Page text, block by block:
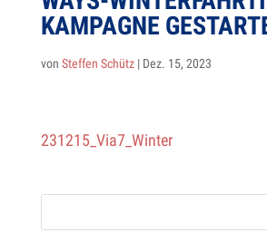
KAM­PA­GNE
von Steffen Schütz| Dez. 15, 2023
231215_Via7_Winter